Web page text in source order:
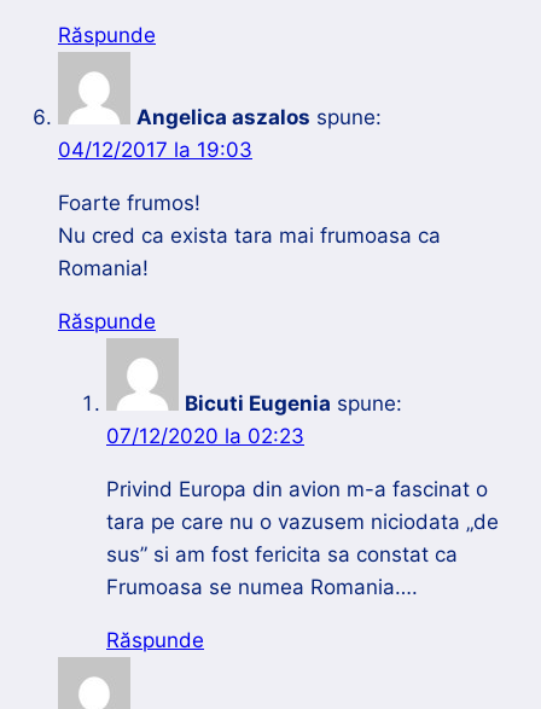
Răspunde
Angelica aszalos spune:
04/12/2017 la 19:03
Foarte frumos!
Nu cred ca exista tara mai frumoasa ca
Romania!
Răspunde
Bicuti Eugenia spune:
07/12/2020 la 02:23
Privind Europa din avion m-a fascinat o
tara pe care nu o vazusem niciodata „de
sus” si am fost fericita sa constat ca
Frumoasa se numea Romania….
Răspunde